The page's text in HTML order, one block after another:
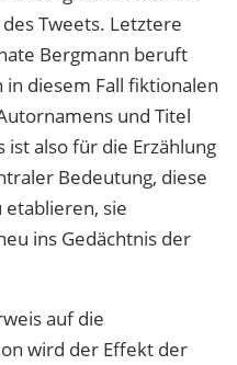
Tweets. Letztere
Bergmann beruft
diesem Fall fiktionalen
und Titel
ist also für die Erzählung
Bedeutung, diese
sie
ins Gedächtnis der
auf die
wird der Effekt der